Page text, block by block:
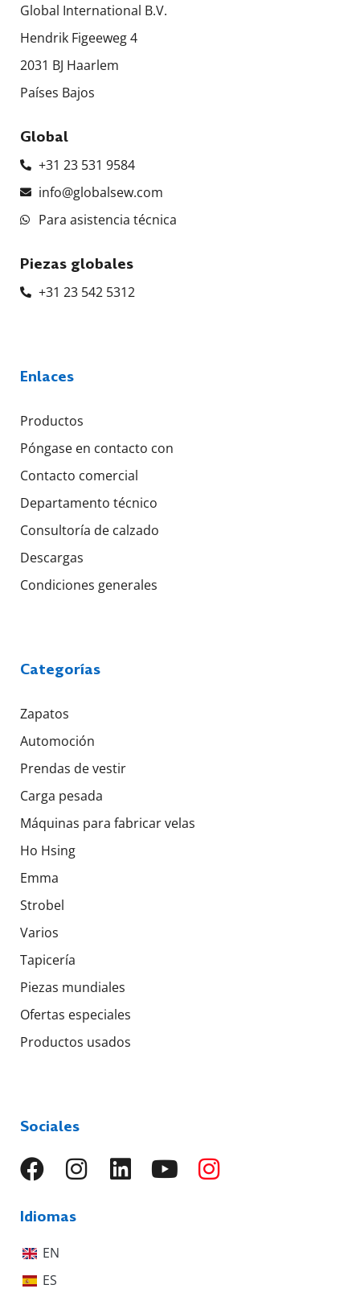
Global International B.V.
Hendrik Figeeweg 4
2031 BJ Haarlem
Países Bajos
Global
+31 23 531 9584
info@globalsew.com
Para asistencia técnica
Piezas globales
+31 23 542 5312
Enlaces
Productos
Póngase en contacto con
Contacto comercial
Departamento técnico
Consultoría de calzado
Descargas
Condiciones generales
Categorías
Zapatos
Automoción
Prendas de vestir
Carga pesada
Máquinas para fabricar velas
Ho Hsing
Emma
Strobel
Varios
Tapicería
Piezas mundiales
Ofertas especiales
Productos usados
Sociales
Idiomas
EN
ES